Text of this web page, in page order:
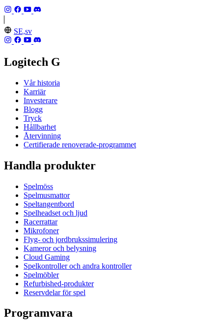
SE,sv
Logitech G
Vår historia
Karriär
Investerare
Blogg
Tryck
Hållbarhet
Återvinning
Certifierade renoverade-programmet
Handla produkter
Spelmöss
Spelmusmattor
Speltangentbord
Spelheadset och ljud
Racerrattar
Mikrofoner
Flyg- och jordbrukssimulering
Kameror och belysning
Cloud Gaming
Spelkontroller och andra kontroller
Spelmöbler
Refurbished-produkter
Reservdelar för spel
Programvara